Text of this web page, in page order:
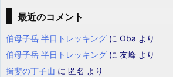
最近のコメント
伯母子岳 半日トレッキング に Oba より
伯母子岳 半日トレッキング に 友峰 より
揖斐の丁子山 に 匿名 より